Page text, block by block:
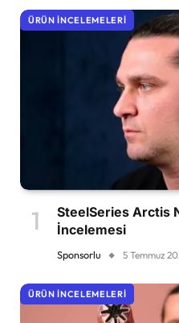
ÜRÜN İNCELEMELERI
SteelSeries Arctis
İncelemesi
Sponsorlu 5 Temmuz
ÜRÜN İNCELEMELERI